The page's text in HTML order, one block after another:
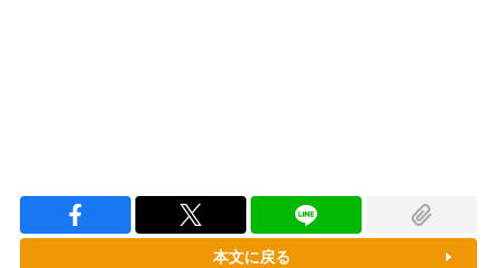
本文に戻る